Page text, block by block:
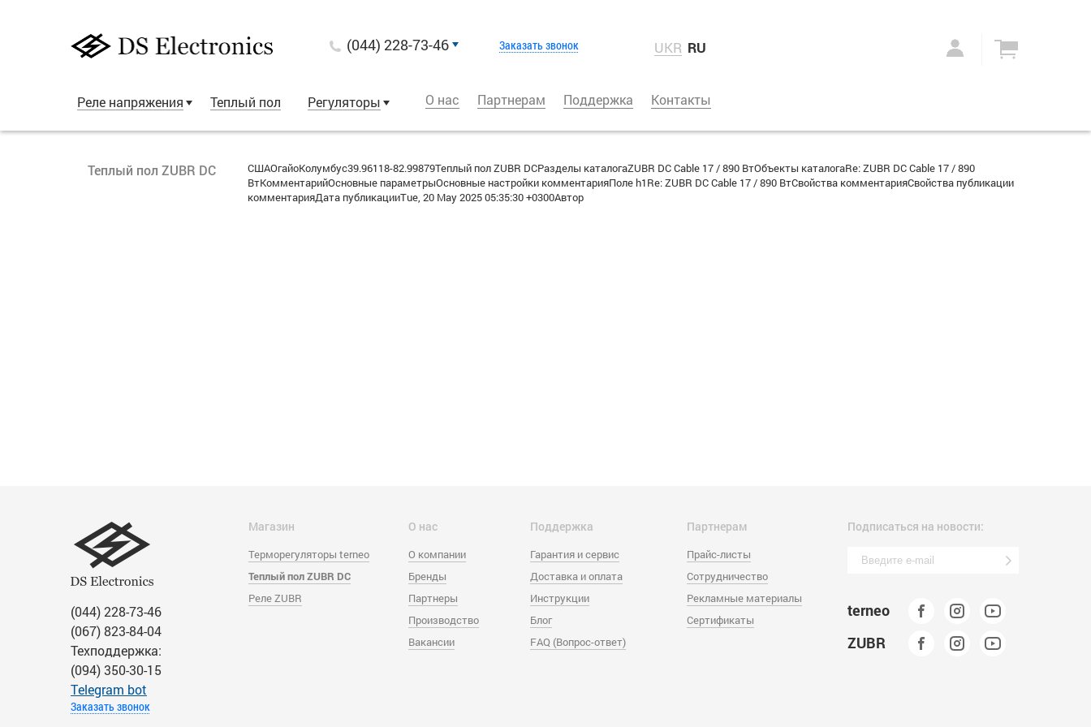
(044) 228-73-46 Заказать звонок UKR RU
Реле напряжения Теплый пол Регуляторы О нас Партнерам Поддержка Контакты
Теплый пол ZUBR DC
СШАОгайоКолумбус39.96118-82.99879Теплый пол ZUBR DCРазделы каталогаZUBR DC Cable 17 / 890 ВтОбъекты каталогаRe: ZUBR DC Cable 17 / 890
ВтКомментарийОсновные параметрыОсновные настройки комментарияПоле h1Re: ZUBR DC Cable 17 / 890 ВтСвойства комментарияСвойства публикации
комментарияДата публикацииTue, 20 May 2025 05:35:30 +0300Автор
(044) 228-73-46
(067) 823-84-04
Техподдержка:
(094) 350-30-15
Тelegram bot
Заказать звонок
Магазин
Терморегуляторы terneo
Теплый пол ZUBR DC
Реле ZUBR
О нас
О компании
Бренды
Партнеры
Производство
Вакансии
Поддержка
Гарантия и сервис
Доставка и оплата
Инструкции
Блог
FAQ (Вопрос-ответ)
Партнерам
Прайс-листы
Сотрудничество
Рекламные материалы
Сертификаты
Подписаться на новости:
terneo
ZUBR